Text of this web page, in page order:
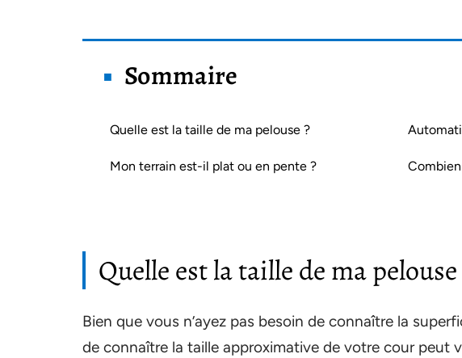
Sommaire
Quelle est la taille de ma pelouse ?
Mon terrain est-il plat ou en pente ?
Quelle est la taille de ma pelouse
Bien que vous n’ayez pas besoin de connaître la
de connaître la taille approximative de votre cour peut